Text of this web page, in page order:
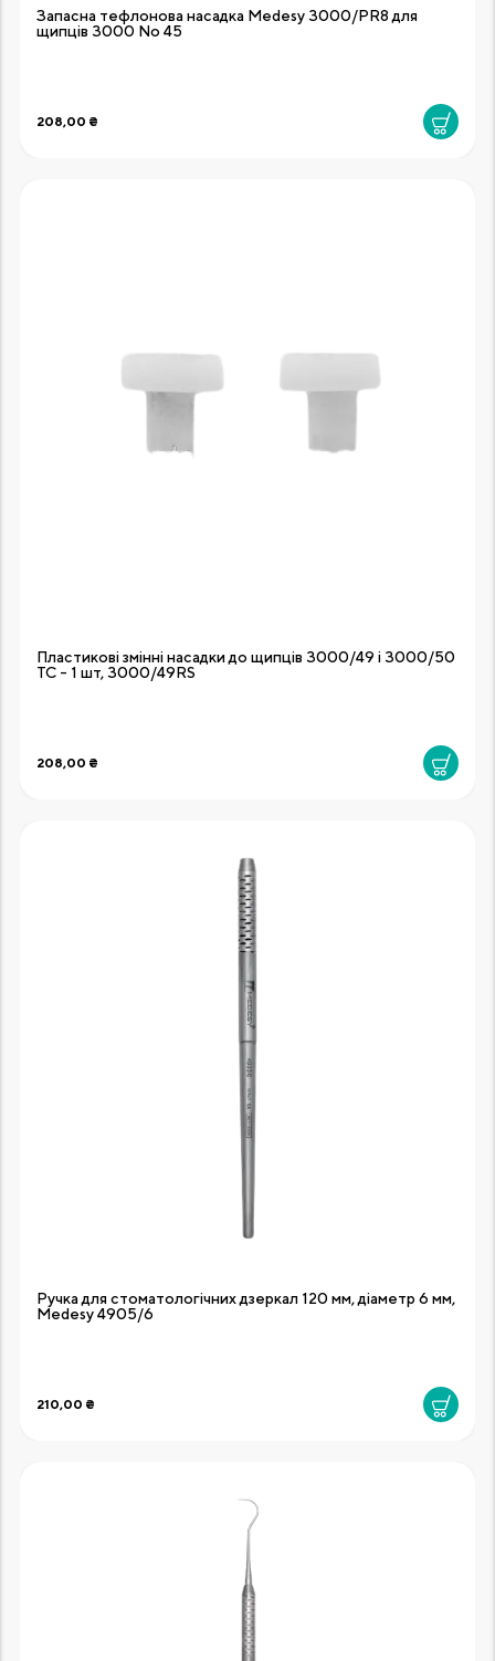
Запасна тефлонова насадка Medesy 3000/PR8 для
щипців 3000 No 45
208,00 ₴
Пластикові змінні насадки до щипців 3000/49 і 3000/50
ТС - 1 шт, 3000/49RS
208,00 ₴
Ручка для стоматологічних дзеркал 120 мм, діаметр 6 мм,
Medesy 4905/6
210,00 ₴